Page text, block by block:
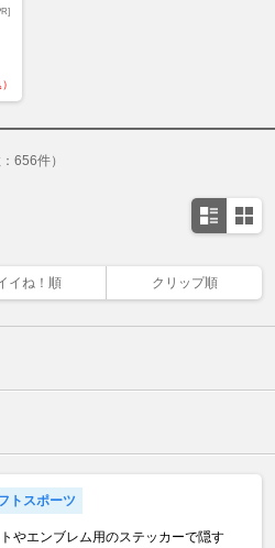
：656件）
イね！順 クリップ順
トスポーツ
やエンブレム用のステッカーで隠す